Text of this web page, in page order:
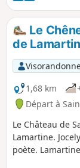
Le
de
1,68 km
Départ à
Le Château de
Lamartine.
poète.